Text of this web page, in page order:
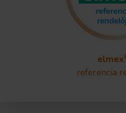
elmex
referencia